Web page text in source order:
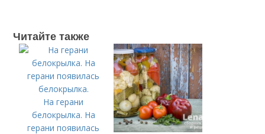
Читайте также
На герани
белокрылка. На
герани появилась